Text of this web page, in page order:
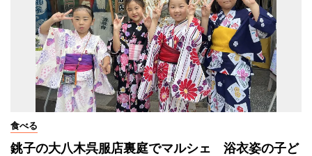
食べる
銚子の大八木呉服店裏庭でマルシェ 浴衣姿の子ど